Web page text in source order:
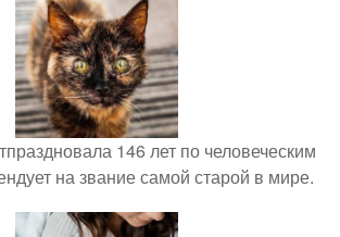
146 лет по человеческим
на звание самой старой в мире.